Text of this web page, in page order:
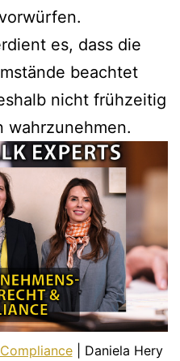
es, dass die
beachtet
nicht frühzeitig
wahrzunehmen.
| Daniela Hery